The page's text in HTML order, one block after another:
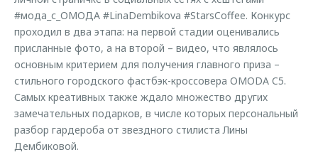
#мода_с_ОМОДА #LinaDembikova #StarsCoffee. Конкурс
проходил в два этапа: на первой стадии оценивались
присланные фото, а на второй – видео, что являлось
основным критерием для получения главного приза –
стильного городского фастбэк-кроссовера OMODA C5.
Самых креативных также ждало множество других
замечательных подарков, в числе которых персональный
разбор гардероба от звездного стилиста Лины
Дембиковой.